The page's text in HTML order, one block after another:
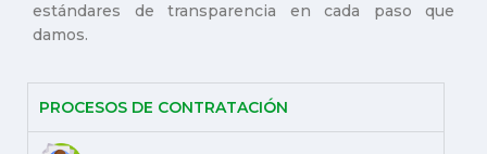
estándares de transparencia en cada paso que
damos.
PROCESOS DE CONTRATACIÓN